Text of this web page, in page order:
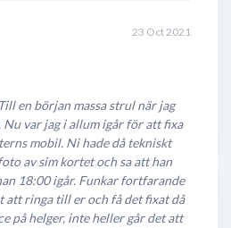
23 Oct 2021
en början massa strul när jag
var jag i allum igår för att fixa
mobil. Ni hade då tekniskt
av sim kortet och sa att han
18:00 igår. Funkar fortfarande
att ringa till er och få det fixat då
på helger, inte heller går det att